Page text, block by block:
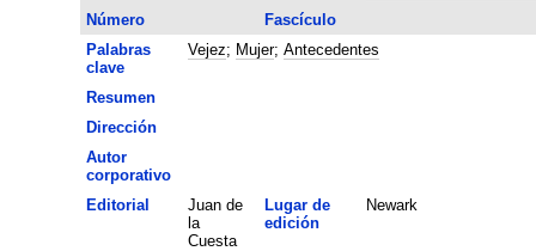
Número
Fascículo
Palabras
clave
Vejez; Mujer; Antecedentes
Resumen
Dirección
Autor
corporativo
Editorial
Juan de
la
Cuesta
Lugar de
edición
Newark